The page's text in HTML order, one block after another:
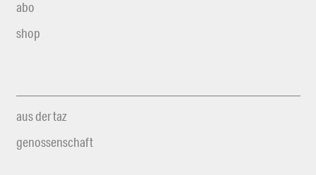
abo
shop
aus der taz
genossenschaft